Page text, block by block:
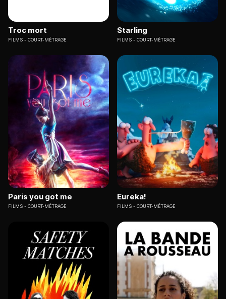
Troc mort
FILMS COURT-MÉTRAGE
Starling
FILMS COURT-MÉTRAGE
Paris you got me
FILMS COURT-MÉTRAGE
Eureka!
FILMS COURT-MÉTRAGE